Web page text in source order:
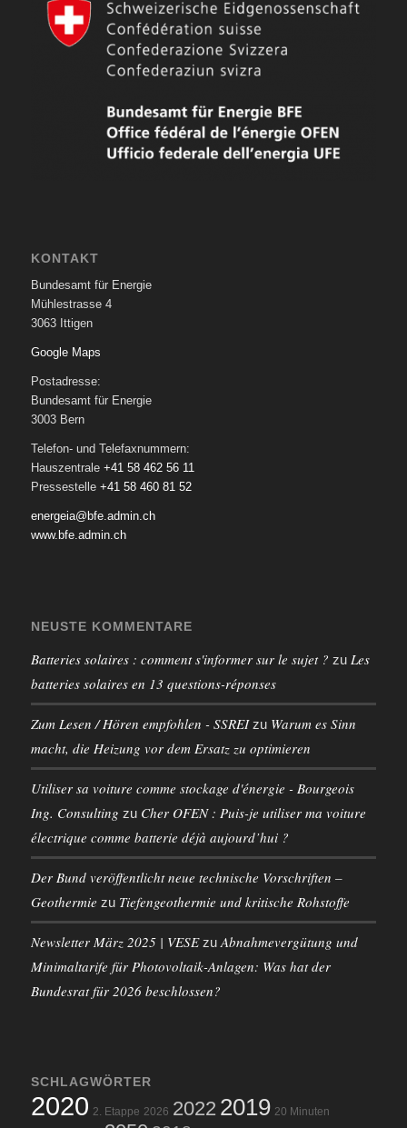
KONTAKT
Bundesamt für Energie
Mühlestrasse 4
3063 Ittigen
Google Maps
Postadresse:
Bundesamt für Energie
3003 Bern
Telefon- und Telefaxnummern:
Hauszentrale +41 58 462 56 11
Pressestelle +41 58 460 81 52
energeia@bfe.admin.ch
www.bfe.admin.ch
NEUSTE KOMMENTARE
Batteries solaires : comment s'informer sur le sujet ? zu Les
batteries solaires en 13 questions-réponses
Zum Lesen / Hören empfohlen - SSREIzu Warum es Sinn
macht, die Heizung vor dem Ersatz zu optimieren
Utiliser sa voiture comme stockage d'énergie - Bourgeois
Ing. Consulting zu Cher OFEN : Puis-je utiliser ma voiture
électrique comme batterie déjà aujourd’hui ?
Der Bund veröffentlicht neue technische Vorschriften –
Geothermie zu Tiefengeothermie und kritische Rohstoffe
Newsletter März 2025 | VESEzu Abnahmevergütung und
Minimaltarife für Photovoltaik-Anlagen: Was hat der
Bundesrat für 2026 beschlossen?
SCHLAGWÖRTER
2020 2. Etappe 2026 2022 2019 20 Minuten